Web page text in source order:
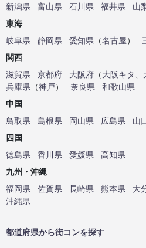
新潟県
富山県 石川県 福井県 山
東海
岐阜県
静岡県 愛知県 （名古屋）
関西
滋賀県
京都府 大阪府 （大阪キタ
兵庫県 （神戸） 奈良県
和歌山県
中国
鳥取県
島根県 岡山県 広島県
山
四国
徳島県
香川県 愛媛県
高知県
九州・沖縄
福岡県
佐賀県 長崎県 熊本県 大
沖縄県
都道府県から街コンを探す